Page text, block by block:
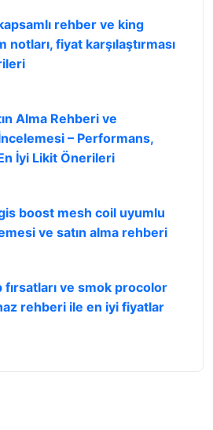
rehber ve king
notları, fiyat karşılaştırması
Alma Rehberi ve
– Performans,
İyi Likit Önerileri
boost mesh coil uyumlu
ve satın alma rehberi
fırsatları ve smok procolor
rehberi ile en iyi fiyatlar